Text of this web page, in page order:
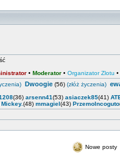
• Moderator • Organizator Zlotu •
Dwoogie (56) (złóż życzenia)
(36) arsenn41(53) asiaczek85(41)
Mickey.(48) mmagiel(43) PrzemoIncoguto
Nowe posty